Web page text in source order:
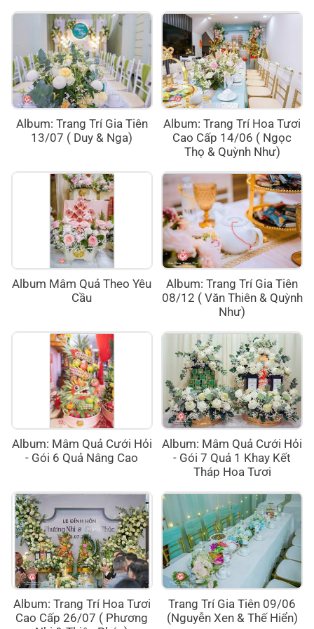
Album: Trang Trí Gia Tiên
13/07 ( Duy & Nga)
Album: Trang Trí Hoa Tươi
Cao Cấp 14/06 ( Ngọc
Thọ & Quỳnh Như)
Album Mâm Quả Theo Yêu
Cầu
Album: Trang Trí Gia Tiên
08/12 ( Văn Thiên & Quỳnh
Như)
Album: Mâm Quả Cưới Hỏi
- Gói 6 Quả Nâng Cao
Album: Mâm Quả Cưới Hỏi
- Gói 7 Quả 1 Khay Kết
Tháp Hoa Tươi
Album: Trang Trí Hoa Tươi
Cao Cấp 26/07 ( Phương
Trang Trí Gia Tiên 09/06
(Nguyễn Xen & Thế Hiển)